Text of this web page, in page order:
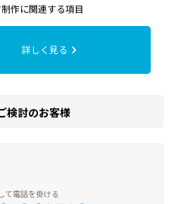
作に関連する項目
詳しく見る
検討のお客様